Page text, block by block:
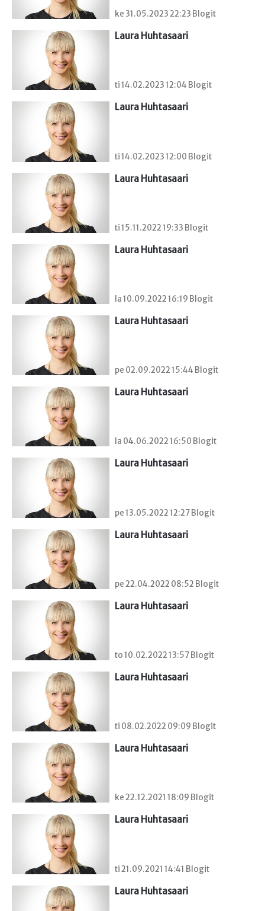
ke 31.05.2023 22:23 Blogit
Laura Huhtasaari
ti 14.02.2023 12:04 Blogit
Laura Huhtasaari
ti 14.02.2023 12:00 Blogit
Laura Huhtasaari
ti 15.11.2022 19:33 Blogit
Laura Huhtasaari
la 10.09.2022 16:19 Blogit
Laura Huhtasaari
pe 02.09.2022 15:44 Blogit
Laura Huhtasaari
la 04.06.2022 16:50 Blogit
Laura Huhtasaari
pe 13.05.2022 12:27 Blogit
Laura Huhtasaari
pe 22.04.2022 08:52 Blogit
Laura Huhtasaari
to 10.02.2022 13:57 Blogit
Laura Huhtasaari
ti 08.02.2022 09:09 Blogit
Laura Huhtasaari
ke 22.12.2021 18:09 Blogit
Laura Huhtasaari
ti 21.09.2021 14:41 Blogit
Laura Huhtasaari